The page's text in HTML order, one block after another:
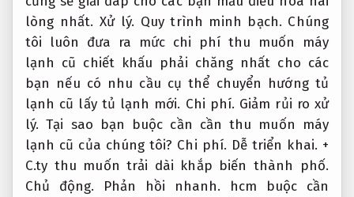
lòng nhất. Xử lý. Quy trình minh bạch. Chúng
tôi luôn đưa ra mức chi phí thu muốn máy
lạnh cũ chiết khấu phải chăng nhất cho các
bạn nếu có nhu cầu cụ thể chuyển hướng tủ
lạnh cũ lấy tủ lạnh mới. Chi phí. Giảm rủi ro xử
lý. Tại sao bạn buộc cần cần thu muốn máy
lạnh cũ của chúng tôi? Chi phí. Dễ triển khai. +
C.ty thu muốn trải dài khắp biến thành phố.
Chủ động.
Phản hồi nhanh. hcm buộc cần